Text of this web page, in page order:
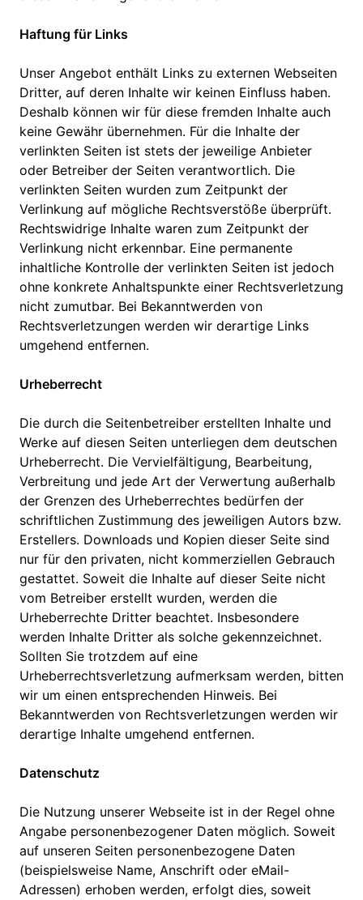
Haftung für Links
Unser Angebot enthält Links zu externen Webseiten
Dritter, auf deren Inhalte wir keinen Einfluss haben.
Deshalb können wir für diese fremden Inhalte auch
keine Gewähr übernehmen. Für die Inhalte der
verlinkten Seiten ist stets der jeweilige Anbieter
oder Betreiber der Seiten verantwortlich. Die
verlinkten Seiten wurden zum Zeitpunkt der
Verlinkung auf mögliche Rechtsverstöße überprüft.
Rechtswidrige Inhalte waren zum Zeitpunkt der
Verlinkung nicht erkennbar. Eine permanente
inhaltliche Kontrolle der verlinkten Seiten ist jedoch
ohne konkrete Anhaltspunkte einer Rechtsverletzung
nicht zumutbar. Bei Bekanntwerden von
Rechtsverletzungen werden wir derartige Links
umgehend entfernen.
Urheberrecht
Die durch die Seitenbetreiber erstellten Inhalte und
Werke auf diesen Seiten unterliegen dem deutschen
Urheberrecht. Die Vervielfältigung, Bearbeitung,
Verbreitung und jede Art der Verwertung außerhalb
der Grenzen des Urheberrechtes bedürfen der
schriftlichen Zustimmung des jeweiligen Autors bzw.
Erstellers. Downloads und Kopien dieser Seite sind
nur für den privaten, nicht kommerziellen Gebrauch
gestattet. Soweit die Inhalte auf dieser Seite nicht
vom Betreiber erstellt wurden, werden die
Urheberrechte Dritter beachtet. Insbesondere
werden Inhalte Dritter als solche gekennzeichnet.
Sollten Sie trotzdem auf eine
Urheberrechtsverletzung aufmerksam werden, bitten
wir um einen entsprechenden Hinweis. Bei
Bekanntwerden von Rechtsverletzungen werden wir
derartige Inhalte umgehend entfernen.
Datenschutz
Die Nutzung unserer Webseite ist in der Regel ohne
Angabe personenbezogener Daten möglich. Soweit
auf unseren Seiten personenbezogene Daten
(beispielsweise Name, Anschrift oder eMail-
Adressen) erhoben werden, erfolgt dies, soweit